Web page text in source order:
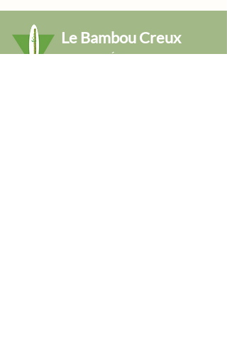
Le Bambou Creux
Espace CLÉ